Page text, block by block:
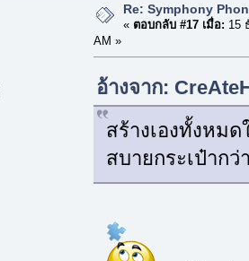
Re: Symphony
« ตอบกลับ #17 เมื่อ: 15
AM »
อ้างจาก:
สร้างเองทั้งหม
สบายกระเป๋าก